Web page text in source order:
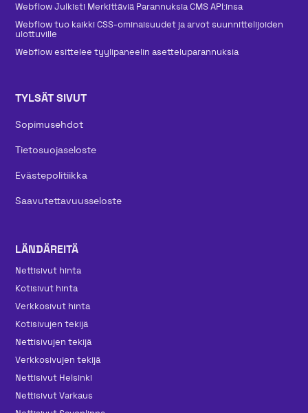
Webflow Julkisti Merkittäviä Parannuksia CMS API:insa
Webflow tuo kaikki CSS-ominaisuudet ja arvot suunnittelijoiden
ulottuville
Webflow esittelee tyylipaneelin asetteluparannuksia
TYLSÄT SIVUT
Sopimusehdot
Tietosuojaseloste
Evästepolitiikka
Saavutettavuusseloste
LÄNDÄREITÄ
Nettisivut hinta
Kotisivut hinta
Verkkosivut hinta
Kotisivujen tekijä
Nettisivujen tekijä
Verkkosivujen tekijä
Nettisivut Helsinki
Nettisivut Varkaus